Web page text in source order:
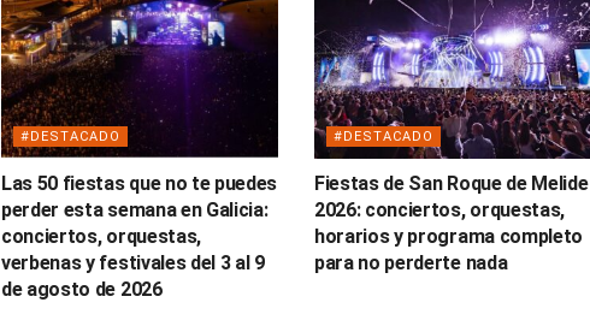
#DESTACADO
Las 50 fiestas que no te puedes
perder esta semana en Galicia:
conciertos, orquestas,
verbenas y festivales del 3 al 9
de agosto de 2026
#DESTACADO
Fiestas de San Roque de Melide
2026: conciertos, orquestas,
horarios y programa completo
para no perderte nada